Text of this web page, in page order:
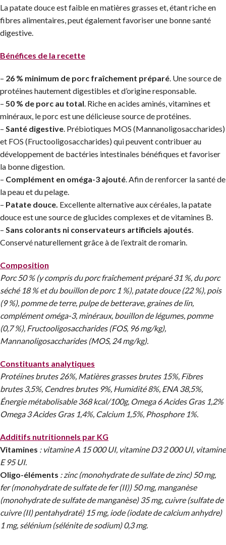
La patate douce est faible en matières grasses et, étant riche en
fibres alimentaires, peut également favoriser une bonne santé
digestive.
Bénéfices de la recette
– 26 % minimum de porc fraîchement préparé . Une source de
protéines hautement digestibles et d’origine responsable.
– 50 % de porc au total . Riche en acides aminés, vitamines et
minéraux, le porc est une délicieuse source de protéines.
– Santé digestive . Prébiotiques MOS (Mannanoligosaccharides)
et FOS (Fructooligosaccharides) qui peuvent contribuer au
développement de bactéries intestinales bénéfiques et favoriser
la bonne digestion.
– Complément en oméga-3 ajouté . Afin de renforcer la santé de
la peau et du pelage.
– Patate douce. Excellente alternative aux céréales, la patate
douce est une source de glucides complexes et de vitamines B.
– Sans colorants ni conservateurs artificiels ajoutés
Conservé naturellement grâce à de l’extrait de romarin.
Composition
Porc 50 % (y compris du porc fraîchement préparé 31 %, du porc
séché 18 % et du bouillon de porc 1 %), patate douce (22 %), pois
(9 %), pomme de terre, pulpe de betterave, graines de lin,
complément oméga-3, minéraux, bouillon de légumes, pomme
(0,7 %), Fructooligosaccharides (FOS, 96 mg/kg),
Mannanoligosaccharides (MOS, 24 mg/kg).
Constituants analytiques
Protéines brutes 26%, Matières grasses brutes 15%, Fibres
brutes 3,5%, Cendres brutes 9%, Humidité 8%, ENA 38,5%,
Énergie métabolisable 368 kcal/100g, Omega 6 Acides Gras 1,2%
Omega 3 Acides Gras 1,4%, Calcium 1,5%, Phosphore 1%.
Additifs nutritionnels par KG
Vitamines : vitamine A 15 000 UI, vitamine D3 2 000 UI, vitamine
E 95 UI.
Oligo-éléments : zinc (monohydrate de sulfate de zinc) 50 mg,
fer (monohydrate de sulfate de fer (II)) 50 mg, manganèse
(monohydrate de sulfate de manganèse) 35 mg, cuivre (sulfate de
cuivre (II) pentahydraté) 15 mg, iode (iodate de calcium anhydre)
1 mg, sélénium (sélénite de sodium) 0,3 mg.